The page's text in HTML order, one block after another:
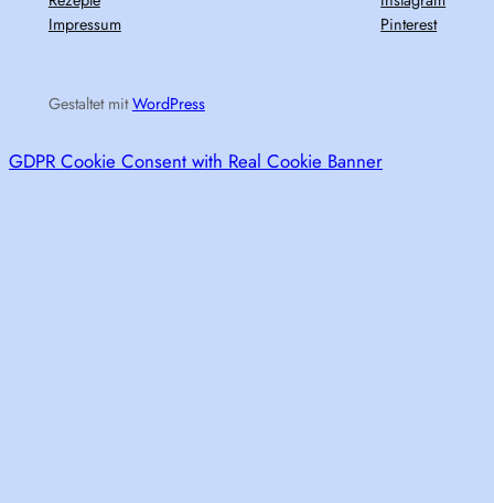
Impressum
Pinterest
Gestaltet mitWordPress
GDPR Cookie Consent with Real Cookie Banner